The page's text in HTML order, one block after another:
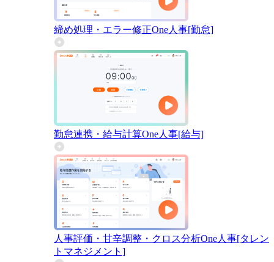
締め処理・エラー修正One人事[勤怠]
勤怠連携・給与計算One人事[給与]
人事評価・甘辛調整・クロス分析One人事[タレン
トマネジメント]